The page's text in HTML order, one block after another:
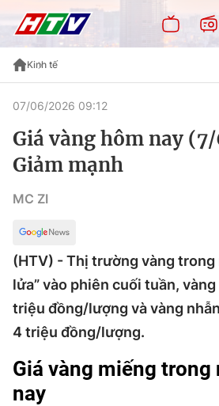
Kinh tế
07/06/2026 09:12
Giá vàng hôm nay
Giảm mạnh
MC ZI
(HTV) - Thị trường vàng
lửa” vào phiên cuối tuần, vàng
triệu đồng/lượng và vàng
4 triệu đồng/lượng.
Giá vàng miếng trong
nay